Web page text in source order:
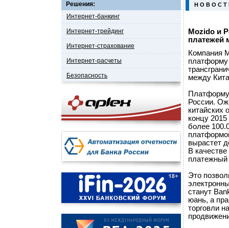
Решения:
Интернет-банкинг
Интернет-трейдинг
Интернет-страхование
Интернет-расчеты
Безопасность
Н О В О С Т
Mozido и
платежей
Компания
платформу
между
Платформу
России.
китайских
концу
более
вырастет
В
платежный
Это
станут
юань, а
торговли